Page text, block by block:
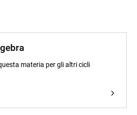
materia per gli altri cicli